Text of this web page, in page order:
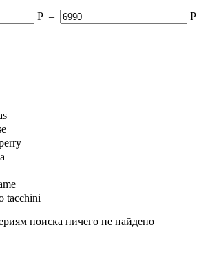
Р – Р
tacchini
поиска ничего не найдено